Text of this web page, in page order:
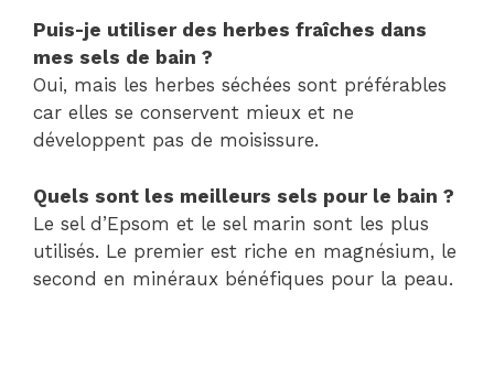
Puis-je utiliser des herbes fraîches dans
mes sels de bain ?
Oui, mais les herbes séchées sont préférables
car elles se conservent mieux et ne
développent pas de moisissure.
Quels sont les meilleurs sels pour le bain ?
Le sel d’Epsom et le sel marin sont les plus
utilisés. Le premier est riche en magnésium, le
second en minéraux bénéfiques pour la peau.